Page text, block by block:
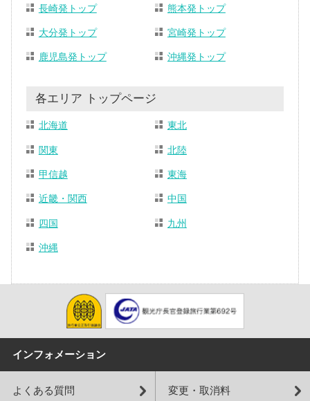
長崎発トップ 熊本発トップ
大分発トップ 宮崎発トップ
鹿児島発トップ 沖縄発トップ
各エリア トップページ
北海道 東北
関東 北陸
甲信越 東海
近畿・関西 中国
四国 九州
沖縄
インフォメーション
よくある質問 変更・取消料